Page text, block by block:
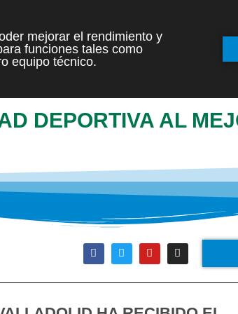
INICIO
DEPORTIVA AL
mejorar el rendimiento y
funciones tales como
equipo técnico.